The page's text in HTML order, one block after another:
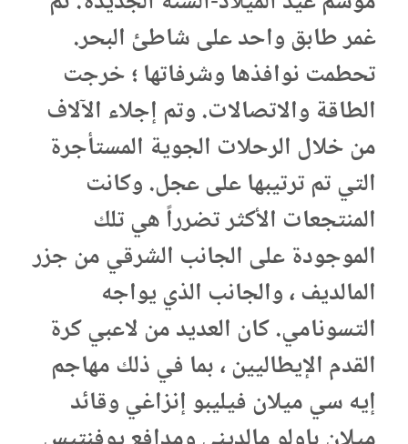
غمر طابق واحد على شاطئ البحر.
تحطمت نوافذها وشرفاتها ؛ خرجت
الطاقة والاتصالات. وتم إجلاء الآلاف
من خلال الرحلات الجوية المستأجرة
التي تم ترتيبها على عجل. وكانت
المنتجعات الأكثر تضرراً هي تلك
الموجودة على الجانب الشرقي من جزر
المالديف ، والجانب الذي يواجه
التسونامي. كان العديد من لاعبي كرة
القدم الإيطاليين ، بما في ذلك مهاجم
إيه سي ميلان فيليبو إنزاغي وقائد